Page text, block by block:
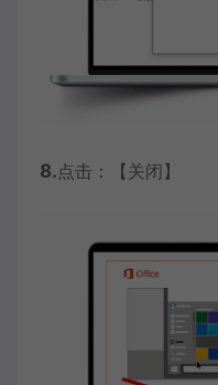
8.点击：【关闭】